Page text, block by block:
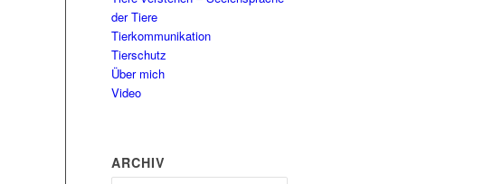
der Tiere
Tierkommunikation
Tierschutz
Über mich
Video
ARCHIV